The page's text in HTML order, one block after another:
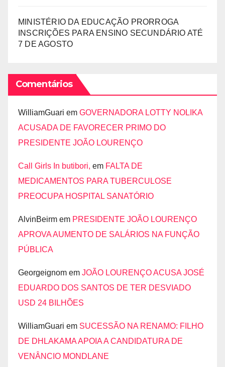
MINISTÉRIO DA EDUCAÇÃO PRORROGA
INSCRIÇÕES PARA ENSINO SECUNDÁRIO ATÉ
7 DE AGOSTO
Comentários
WilliamGuari em GOVERNADORA LOTTY NOLIKA
ACUSADA DE FAVORECER PRIMO DO
PRESIDENTE JOÃO LOURENÇO
Call Girls In butibori, em FALTA DE
MEDICAMENTOS PARA TUBERCULOSE
PREOCUPA HOSPITAL SANATÓRIO
AlvinBeirm em PRESIDENTE JOÃO LOURENÇO
APROVA AUMENTO DE SALÁRIOS NA FUNÇÃO
PÚBLICA
Georgeignom em JOÃO LOURENÇO ACUSA JOSÉ
EDUARDO DOS SANTOS DE TER DESVIADO
USD 24 BILHÕES
WilliamGuari em SUCESSÃO NA RENAMO: FILHO
DE DHLAKAMA APOIA A CANDIDATURA DE
VENÂNCIO MONDLANE